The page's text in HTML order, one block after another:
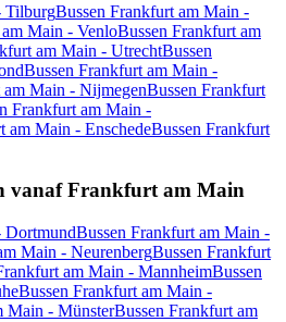
TilburgBussen Frankfurt am Main -
Main - VenloBussen Frankfurt am
am Main - UtrechtBussen
Bussen Frankfurt am Main -
Main - NijmegenBussen Frankfurt
Frankfurt am Main -
am Main - EnschedeBussen Frankfurt
vanaf Frankfurt am Main
DortmundBussen Frankfurt am Main -
Main - NeurenbergBussen Frankfurt
am Main - MannheimBussen
Bussen Frankfurt am Main -
Main - MünsterBussen Frankfurt am